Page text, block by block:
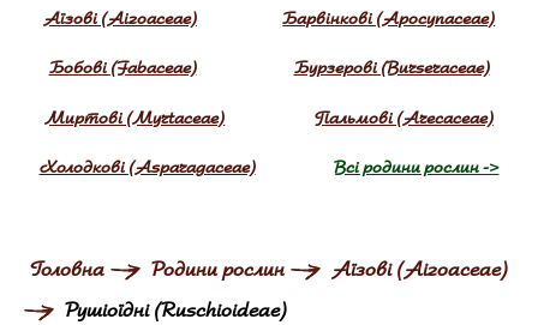
Аїзові (Aizoaceae) Барвінкові (Apocynaceae)
Бобові (Fabaceae) Бурзерові (Burseraceae)
Миртові (Myrtaceae) Пальмові (Arecaceae)
Холодкові (Asparagaceae) Всі родини рослин ->
Головна Родини рослин
Аїзові (Aizoaceae)
Рушіоїдні (Ruschioideae)